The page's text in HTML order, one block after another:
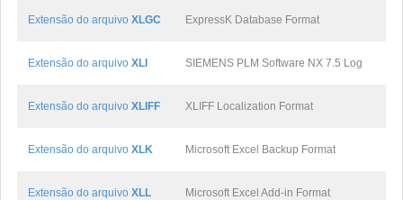
Extensão do arquivo XLGC ExpressK Database Format
Extensão do arquivo XLI SIEMENS PLM Software NX 7.5 Log
Extensão do arquivo XLIFF XLIFF Localization Format
Extensão do arquivo XLK Microsoft Excel Backup Format
Extensão do arquivo XLL Microsoft Excel Add-in Format